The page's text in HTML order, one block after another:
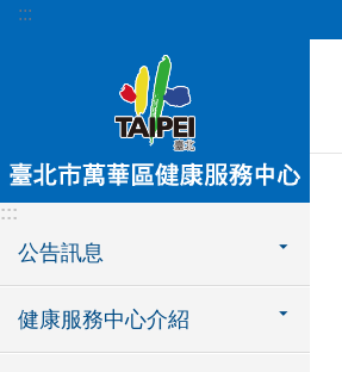
跳到主要內容區塊
:::
:::
公告訊息
健康服務中心介紹